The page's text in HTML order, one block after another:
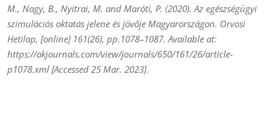
M., Nagy, B., Nyitrai, M. and Maróti, P. (2020). Az egészségügyi
szimulációs oktatás jelene és jövője Magyarországon. Orvosi
Hetilap, [online] 161(26), pp.1078–1087. Available at:
https://akjournals.com/view/journals/650/161/26/article-
p1078.xml [Accessed 25 Mar. 2023].